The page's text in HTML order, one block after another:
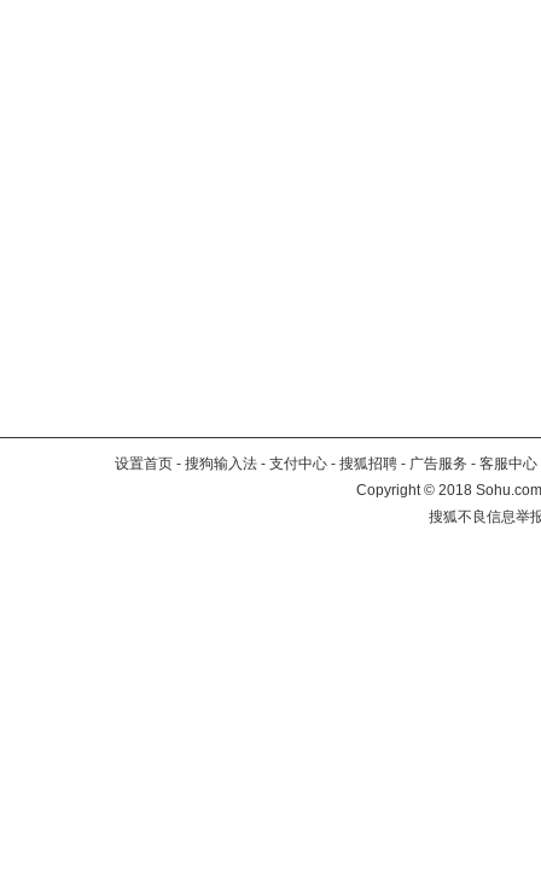
设置首页 - 搜狗输入法 - 支付中心 - 搜狐招聘 - 广告服务 - 客服中心
Copyright©2018
搜狐不良信息举